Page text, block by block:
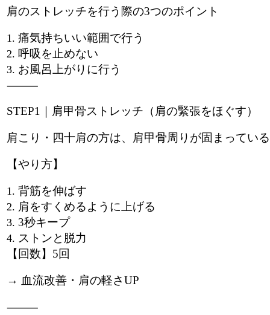
肩のストレッチを行う際の3つのポイント
痛気持ちいい範囲で行う
呼吸を止めない
お風呂上がりに行う
⸻
STEP1｜肩甲骨ストレッチ（肩の緊張をほぐす）
肩こり・四十肩の方は、肩甲骨周りが固まってい
【やり方】
背筋を伸ばす
肩をすくめるように上げる
3秒キープ
ストンと脱力
【回数】5回
→ 血流改善・肩の軽さUP
⸻